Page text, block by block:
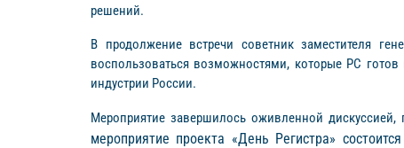
решений.
В продолжение встречи советник заместителя
воспользоваться возможностями, которые РС
индустрии России.
Мероприятие завершилось оживленной
мероприятие проекта «День Регистра»